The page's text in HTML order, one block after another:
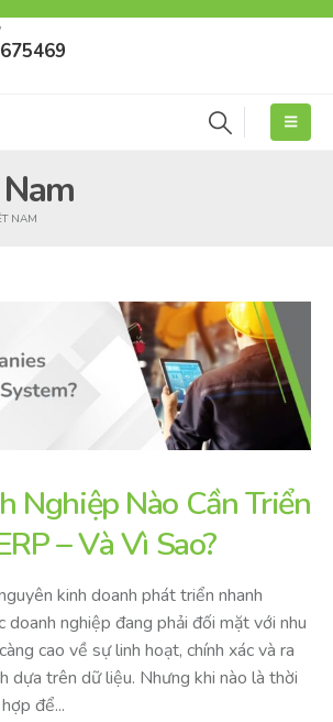
NAM
Nghiệp Nào Cần Triển
– Và Vì Sao?
kinh doanh phát triển nhanh
doanh nghiệp đang phải đối mặt với nhu
cao về sự linh hoạt, chính xác và ra
dựa trên dữ liệu. Nhưng khi nào là thời
để...